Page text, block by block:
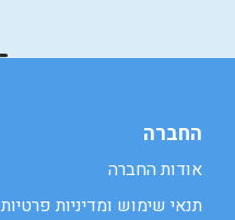
החברה
אודות החברה
תנאי שימוש ומדיניות פרטיות